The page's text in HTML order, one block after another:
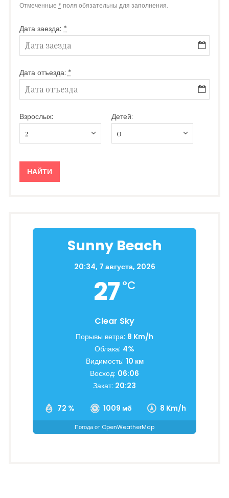
Отмеченные * поля обязательны для заполнения.
Дата заезда: *
Дата отъезда: *
Взрослых: Детей:
Sunny Beach
20:34, 7 августа, 2026
27 °C
Clear Sky
72 % 1009 мб 8 Km/h
Порывы ветра: 8 Km/h
Облака: 4%
Видимость: 10 км
Восход: 06:06
Закат: 20:23
Погода от OpenWeatherMap